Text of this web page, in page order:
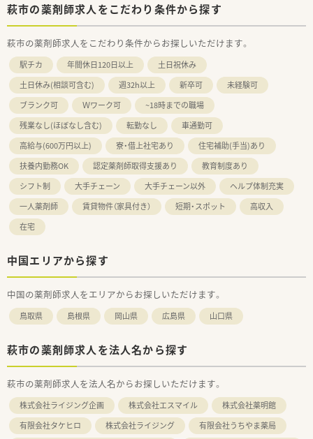
萩市の薬剤師求人をこだわり条件から探す
萩市の薬剤師求人をこだわり条件からお探しいただけます。
駅チカ 年間休日120日以上
土日祝休み
土日休み(相談可含む)
週32h以上 新卒可
未経験可
ブランク可
Ｗワーク可
~18時までの職場
残業なし(ほぼなし含む)
転勤なし
車通勤可
高給与(600万円以上)
寮・借上社宅あり
住宅補助(手当)あり
扶養内勤務OK
認定薬剤師取得支援あり
教育制度あり
シフト制
大手チェーン 大手チェーン以外
ヘルプ体制充実
一人薬剤師
賃貸物件（家具付き） 短期・スポット
高収入
在宅
中国エリアから探す
中国の薬剤師求人をエリアからお探しいただけます。
鳥取県 島根県 岡山県 広島県 山口県
萩市の薬剤師求人を法人名から探す
萩市の薬剤師求人を法人名からお探しいただけます。
株式会社ライジング企画 株式会社エスマイル
株式会社薬明館
有限会社タケヒロ
株式会社ライジング
有限会社うちやま薬局